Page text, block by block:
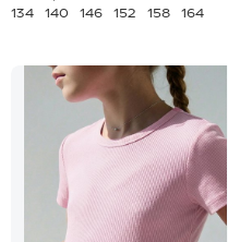
134
140 146 152 158 164